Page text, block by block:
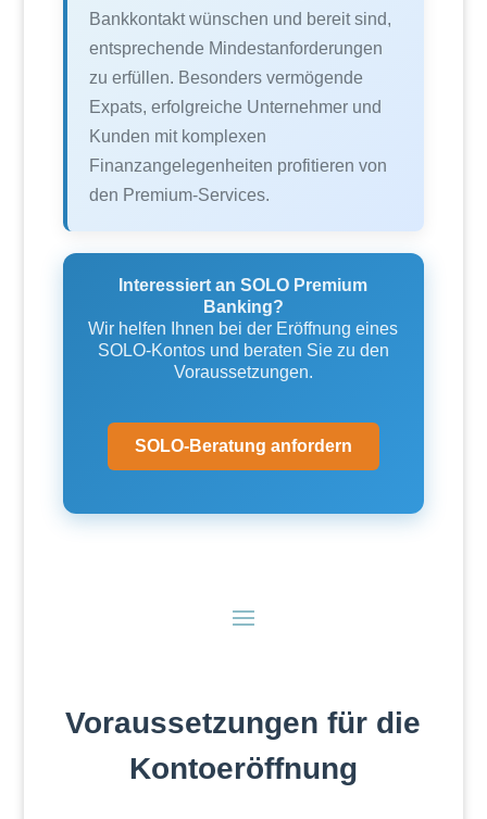
Bankkontakt wünschen und bereit sind,
entsprechende Mindestanforderungen
zu erfüllen. Besonders vermögende
Expats, erfolgreiche Unternehmer und
Kunden mit komplexen
Finanzangelegenheiten profitieren von
den Premium-Services.
Interessiert an SOLO Premium
Banking?
Wir helfen Ihnen bei der Eröffnung eines
SOLO-Kontos und beraten Sie zu den
Voraussetzungen.
SOLO-Beratung anfordern
Voraussetzungen für die
Kontoeröffnung